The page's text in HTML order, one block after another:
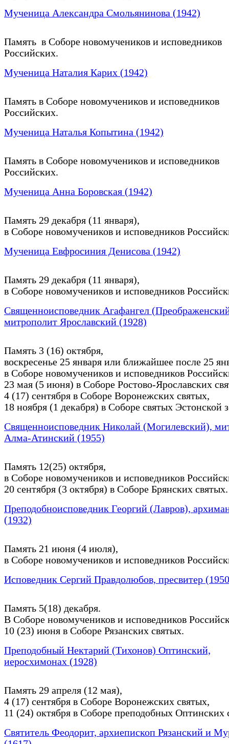
Мученица Александра Смольянинова (1942)
Память в Соборе новомучеников и исповедников
Российских.
Мученица Наталия Карих (1942)
Память в Соборе новомучеников и исповедников
Российских.
Мученица Наталья Копытина (1942)
Память в Соборе новомучеников и исповедников
Российских.
Мученица Анна Боровская (1942)
Память 29 декабря (11 января),
в Соборе новомучеников и исповедников
Мученица Евфросиния Денисова (1942)
Память 29 декабря (11 января),
в Соборе новомучеников и исповедников
Священноисповедник Агафангел
митрополит Ярославский (1928)
Память 3 (16) октября,
воскресенье 25 января или ближайшее после 25
в Соборе новомучеников и исповедников
23 мая (5 июня) в Соборе Ростово-Ярославских
4 (17) сентября в Соборе Воронежских святых,
18 ноября (1 декабря) в Соборе святых Эстонской
Священноисповедник Николай (Могилевский),
Алма-Атинский (1955)
Память 12(25) октября,
в Соборе новомучеников и исповедников
20 сентября (3 октября) в Соборе Брянских святых.
Преподобноисповедник Георгий (Лавров),
(1932)
Память 21 июня (4 июля),
в Соборе новомучеников и исповедников
Исповедник Сергий Правдолюбов, пресвитер
Память 5(18) декабря.
В Соборе новомучеников и исповедников
10 (23) июня в Соборе Рязанских святых.
Преподобный Нектарий (Тихонов) Оптинский,
иеросхимонах (1928)
Память 29 апреля (12 мая),
4 (17) сентября в Соборе Воронежских святых,
11 (24) октября в Соборе преподобных Оптинских
Святитель Феодорит, архиепископ Рязанский и